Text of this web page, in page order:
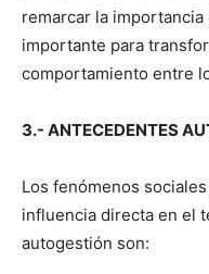
remarcar la
importante para
comportamiento entre
3.- ANTECEDENTES
Los fenómenos
influencia directa en el
autogestión son: